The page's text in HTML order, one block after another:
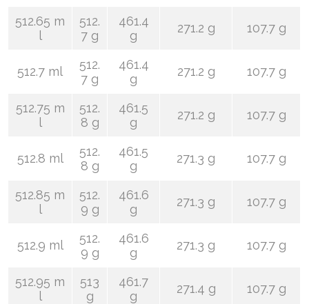
512.65 m
l
512.
7 g
461.4
g
271.2 g 107.7 g
512.7 ml
512.
7 g
461.4
g
271.2 g 107.7 g
512.75 m
l
512.
8 g
461.5
g
271.2 g 107.7 g
512.8 ml
512.
8 g
461.5
g
271.3 g 107.7 g
512.85 m
l
512.
9 g
461.6
g
271.3 g 107.7 g
512.9 ml
512.
9 g
461.6
g
271.3 g 107.7 g
512.95 m
l
513
g
461.7
g
271.4 g 107.7 g